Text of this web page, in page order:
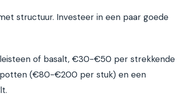
structuur. Investeer in een paar goede
of basalt, €30-€50 per strekkende
(€80-€200 per stuk) en een